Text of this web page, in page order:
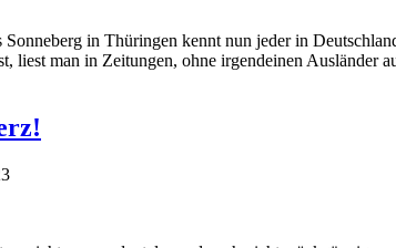
in Thüringen kennt nun jeder in
liest man in Zeitungen, ohne irgendeinen Ausländer